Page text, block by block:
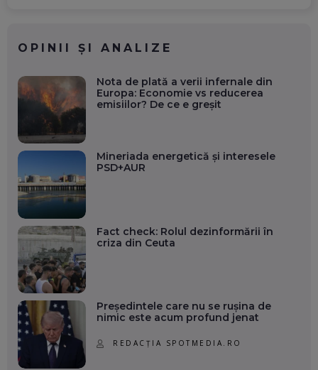
OPINII ȘI ANALIZE
Nota de plată a verii infernale din
Europa: Economie vs reducerea
emisiilor? De ce e greșit
Mineriada energetică și interesele
PSD+AUR
Fact check: Rolul dezinformării în
criza din Ceuta
Președintele care nu se rușina de
nimic este acum profund jenat
REDACȚIA SPOTMEDIA.RO